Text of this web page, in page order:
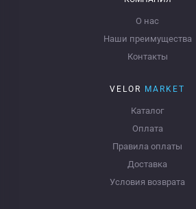
О нас
Наши преимущества
Контакты
VELOR MARKET
Каталог
Оплата
Правила оплаты
Доставка
Условия возврата